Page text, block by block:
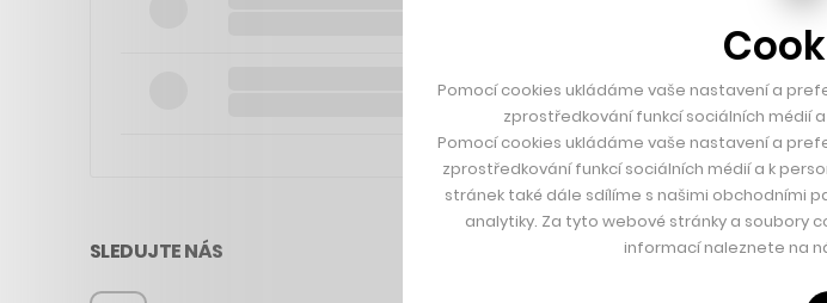
SLEDUJTE NÁS
Pomocí cookies ukládáme vaše nastavení a
zprostředkování funkcí sociálních médií
Pomocí cookies ukládáme vaše nastavení a
zprostředkování funkcí sociálních médií a k
stránek také dále sdílíme s našimi obchodními
analytiky. Za tyto webové stránky a soubory
informací naleznete na